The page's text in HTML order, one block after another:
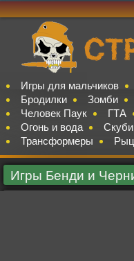
Игры для мальчиков
Бродилки
Зомби
Человек Паук
ГТА
Огонь и вода
Трансформеры
Игры Бенди и